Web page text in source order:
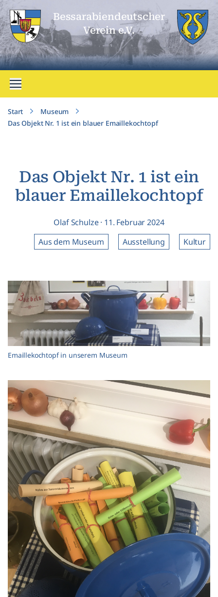
Bessarabien­deutscher
Verein e.V.
Menü öffnen
Start
Museum
Das Objekt Nr. 1 ist ein blauer Emaillekochtopf
Das Objekt Nr. 1 ist ein
blauer Emaillekochtopf
Olaf Schulze · 11. Februar 2024
Aus dem Museum
Ausstellung Kultur
Emaillekochtopf in unserem Museum